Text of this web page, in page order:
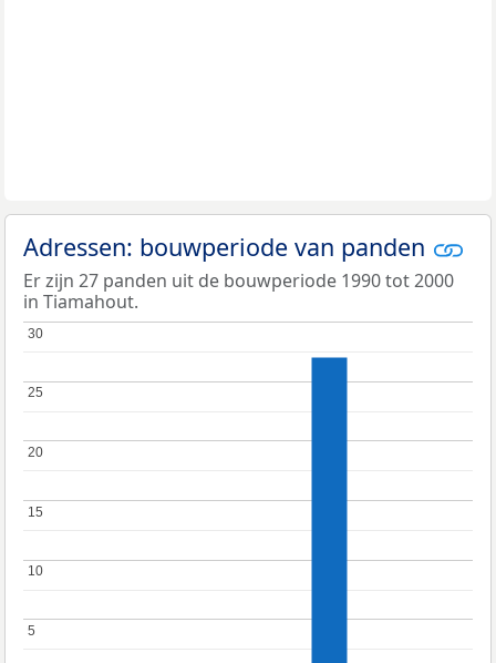
Adressen: bouwperiode van panden
Er zijn 27 panden uit de bouwperiode 1990 tot 2000
in Tiamahout.
5
5
10
10
15
15
20
20
25
25
30
30